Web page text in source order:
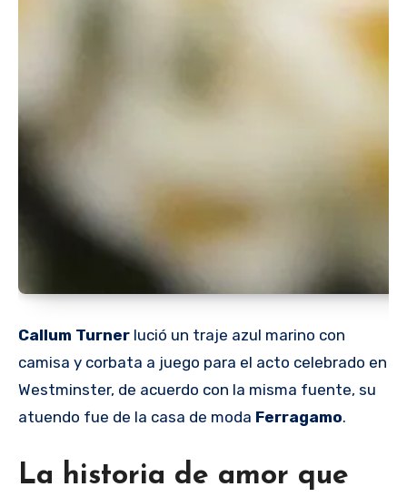
Callum Turner lució un traje azul marino con
camisa y corbata a juego para el acto celebrado en
Westminster, de acuerdo con la misma fuente, su
atuendo fue de la casa de moda Ferragamo.
La historia de amor que